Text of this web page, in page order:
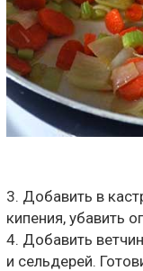
3. Добавить в
кипения, убавить
4. Добавить
и сельдерей.